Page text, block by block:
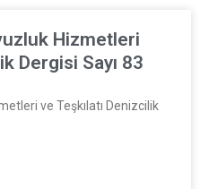
Hizmetleri
Dergisi Sayı 83
ve Teşkılatı Denizcilik